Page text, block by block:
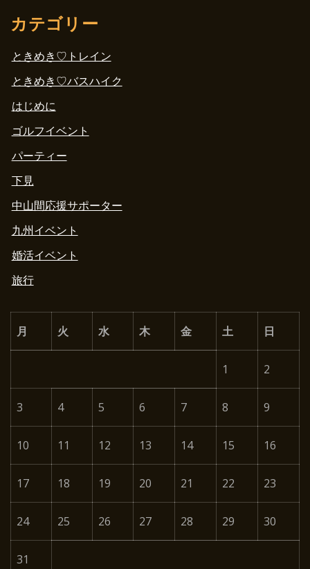
カテゴリー
ときめき♡トレイン
ときめき♡バスハイク
はじめに
ゴルフイベント
パーティー
下見
中山間応援サポーター
九州イベント
婚活イベント
旅行
月 火 水 木 金 土 日
1 2
3 4 5 6 7 8 9
10 11 12 13 14 15 16
17 18 19 20 21 22 23
24 25 26 27 28 29 30
31